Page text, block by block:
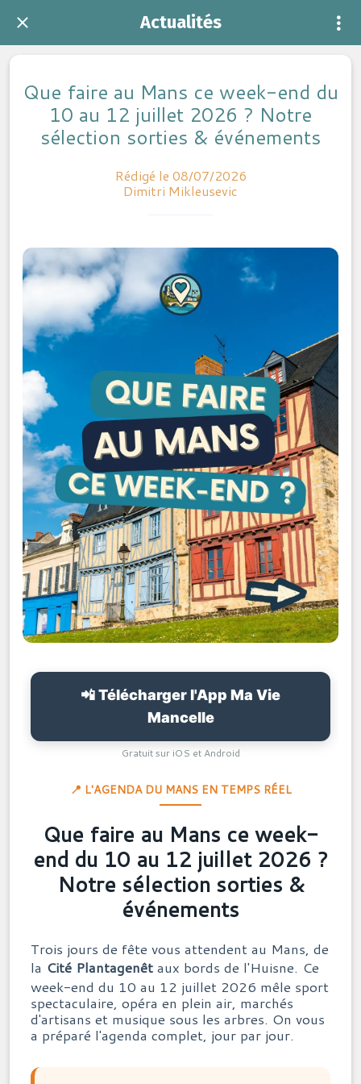
Actualités
Que faire au Mans ce week-end du
10 au 12 juillet 2026 ? Notre
sélection sorties & événements
Rédigé le 08/07/2026
Dimitri Mikleusevic
📲 Télécharger l'App Ma Vie
Mancelle
Gratuit sur iOS et Android
📍 L'AGENDA DU MANS EN TEMPS RÉEL
Que faire au Mans ce week-
end du 10 au 12 juillet 2026 ?
Notre sélection sorties &
événements
Trois jours de fête vous attendent au Mans, de
la Cité Plantagenêt aux bords de l'Huisne. Ce
week-end du 10 au 12 juillet 2026 mêle sport
spectaculaire, opéra en plein air, marchés
d'artisans et musique sous les arbres. On vous
a préparé l'agenda complet, jour par jour.